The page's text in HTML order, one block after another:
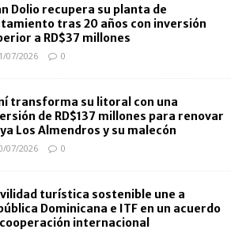
Dolio recupera su planta de
tras 20 años con inversión
a RD$37 millones
07/2026 0
transforma su litoral con una
de RD$137 millones para renovar
Los Almendros y su malecón
07/2026 0
turística sostenible une a
Dominicana e ITF en un acuerdo
internacional